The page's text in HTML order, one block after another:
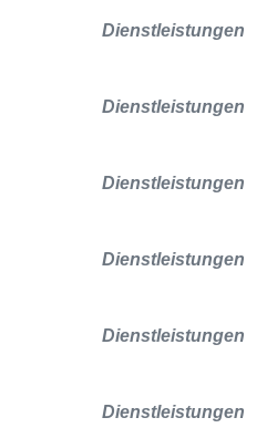
Dienstleistungen
Dienstleistungen
Dienstleistungen
Dienstleistungen
Dienstleistungen
Dienstleistungen